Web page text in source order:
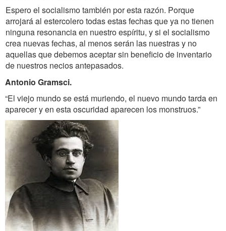
Espero el socialismo también por esta razón. Porque
arrojará al estercolero todas estas fechas que ya no tienen
ninguna resonancia en nuestro espíritu, y si el socialismo
crea nuevas fechas, al menos serán las nuestras y no
aquellas que debemos aceptar sin beneficio de inventario
de nuestros necios antepasados.
Antonio Gramsci.
“El viejo mundo se está muriendo, el nuevo mundo tarda en
aparecer y en esta oscuridad aparecen los monstruos.”